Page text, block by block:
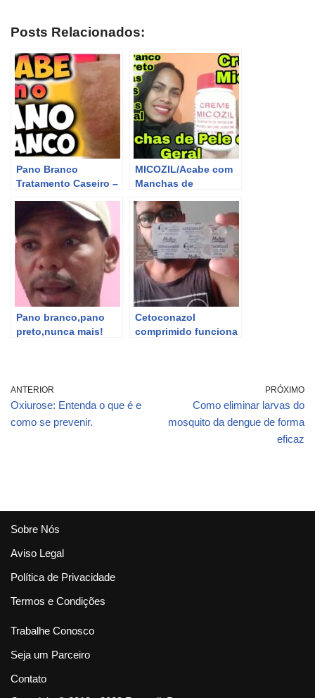
Posts Relacionados:
Pano Branco
Tratamento Caseiro –
Branco
MICOZIL/Acabe com
Manchas de
Branco,Pano
Preto,Coceira,
Impiges e Micozes em
geral
Pano branco,pano
preto,nunca mais!
Cetoconazol
comprimido funciona
ANTERIOR
Oxiurose: Entenda o que é e
como se prevenir.
PRÓXIMO
Como eliminar larvas do
mosquito da dengue de forma
eficaz
Sobre Nós
Aviso Legal
Política de Privacidade
Termos e Condições
Trabalhe Conosco
Seja um Parceiro
Contato